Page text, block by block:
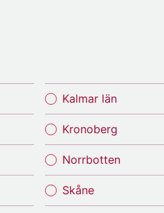
Kalmar län
Kronoberg
Norrbotten
Skåne